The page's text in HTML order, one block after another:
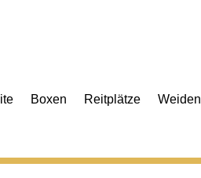
Boxen Reitplätze Weiden